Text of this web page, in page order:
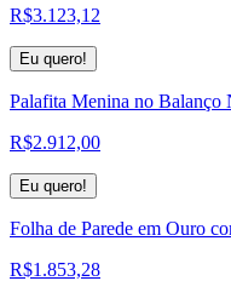
R$3.123,12
Eu quero!
Palafita Menina no Balanço
R$2.912,00
Eu quero!
Folha de Parede em Ouro
R$1.853,28